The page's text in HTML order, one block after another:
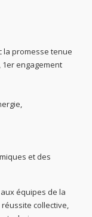
la promesse tenue
1er engagement
et des
équipes de la
collective,